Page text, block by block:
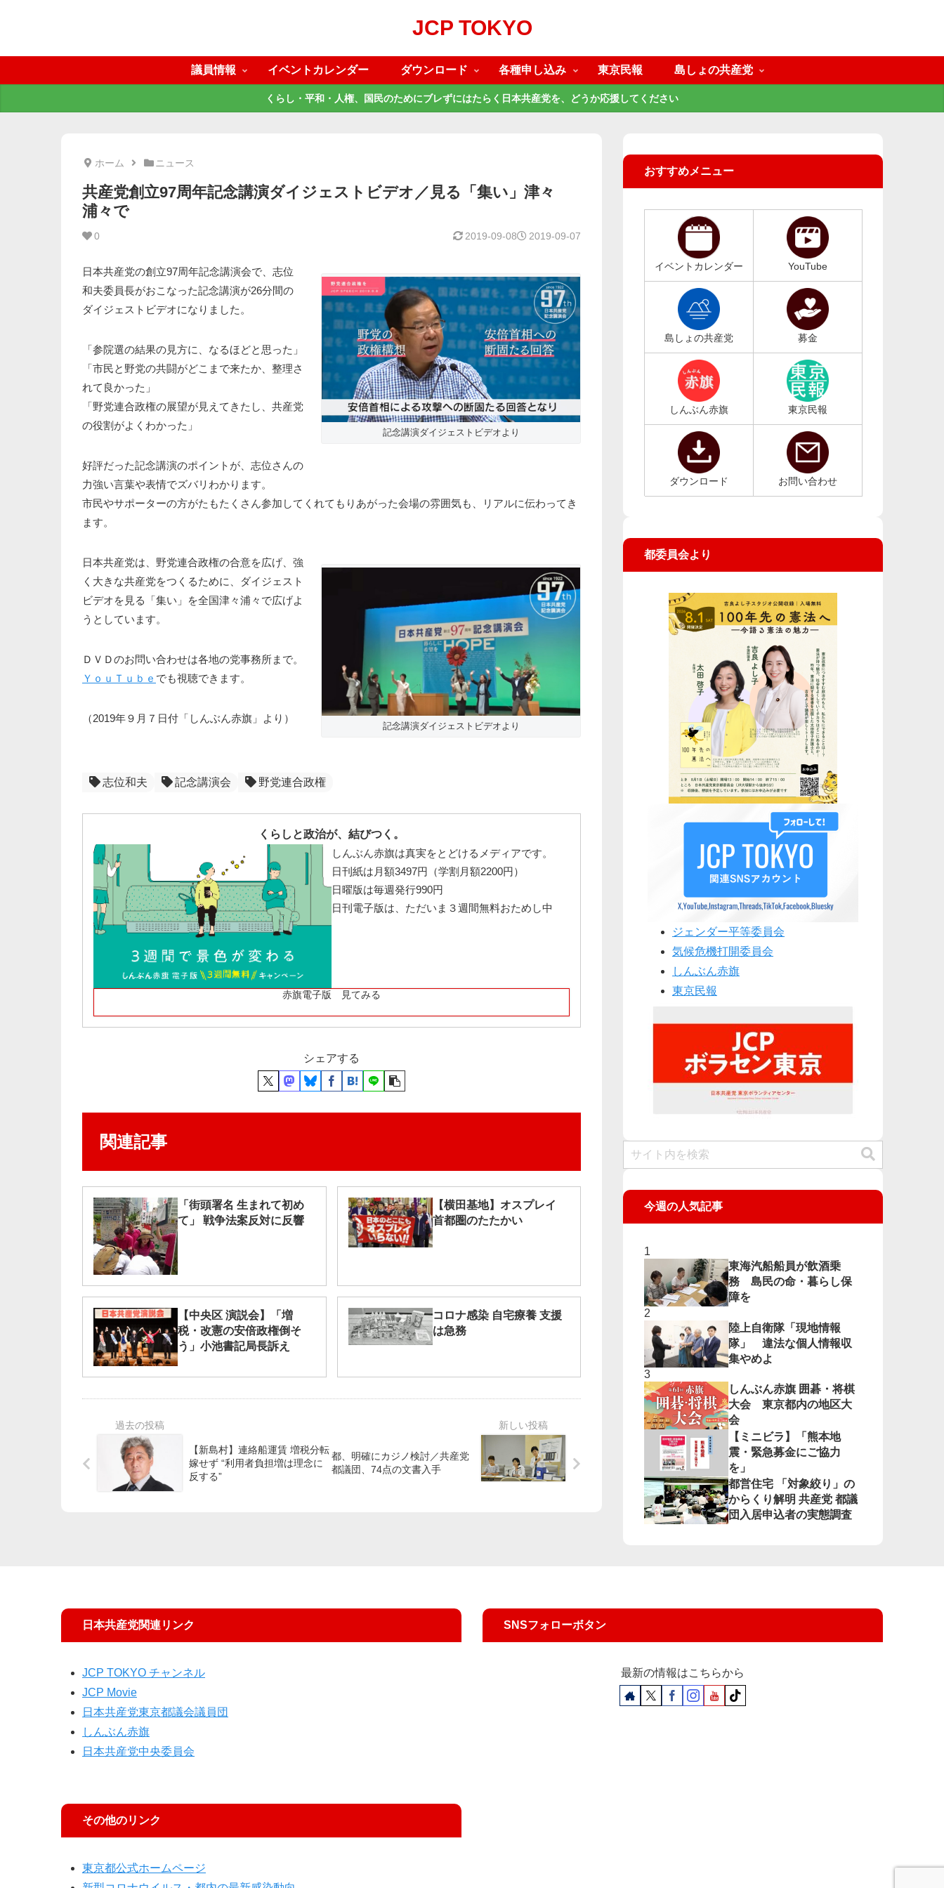
JCP TOKYO
議員情報 イベントカレンダー ダウンロード 各種申し込み 東京民報 島しょの共産党
くらし・平和・人権、国民のためにブレずにはたらく日本共産党を、どうか応援してください
ホーム ニュース
共産党創立97周年記念講演ダイジェストビデオ／見る「集い」津々
浦々で
0 2019-09-07
2019-09-08
記念講演ダイジェストビデオより
日本共産党の創立97周年記念講演会で、志位
和夫委員長がおこなった記念講演が26分間の
ダイジェストビデオになりました。
「参院選の結果の見方に、なるほどと思った」
「市民と野党の共闘がどこまで来たか、整理さ
れて良かった」
「野党連合政権の展望が見えてきたし、共産党
の役割がよくわかった」
好評だった記念講演のポイントが、志位さんの
力強い言葉や表情でズバリわかります。
市民やサポーターの方がたもたくさん参加してくれてもりあがった会場の雰囲気も、リアルに伝わってき
ます。
記念講演ダイジェストビデオより
日本共産党は、野党連合政権の合意を広げ、強
く大きな共産党をつくるために、ダイジェスト
ビデオを見る「集い」を全国津々浦々で広げよ
うとしています。
ＤＶＤのお問い合わせは各地の党事務所まで。
ＹｏｕＴｕｂｅ でも視聴できます。
（2019年９月７日付「しんぶん赤旗」より）
志位和夫 記念講演会 野党連合政権
くらしと政治が、結びつく。
しんぶん赤旗は真実をとどけるメディアです。
日刊紙は月額3497円（学割月額2200円）
日曜版は毎週発行990円
日刊電子版は、ただいま３週間無料おためし中
赤旗電子版 見てみる
シェアする
関連記事
「街頭署名 生まれて初め
て」 戦争法案反対に反響
【横田基地】オスプレイ
首都圏のたたかい
【中央区 演説会】「増
税・改憲の安倍政権倒そ
う」小池書記局長訴え
コロナ感染 自宅療養 支援
は急務
【新島村】連絡船運賃 増税分転
嫁せず “利用者負担増は理念に
反する”
都、明確にカジノ検討／共産党
都議団、74点の文書入手
おすすめメニュー
イベントカレンダー YouTube
島しょの共産党 募金
しんぶん赤旗 東京民報
ダウンロード お問い合わせ
都委員会より
ジェンダー平等委員会
気候危機打開委員会
しんぶん赤旗
東京民報
今週の人気記事
東海汽船船員が飲酒乗
務 島民の命・暮らし保
障を
陸上自衛隊「現地情報
隊」 違法な個人情報収
集やめよ
しんぶん赤旗 囲碁・将棋
大会 東京都内の地区大
会
【ミニビラ】「熊本地
震・緊急募金にご協力
を」
都営住宅 「対象絞り」の
からくり解明 共産党 都議
団入居申込者の実態調査
日本共産党関連リンク
JCP TOKYO チャンネル
JCP Movie
日本共産党東京都議会議員団
しんぶん赤旗
日本共産党中央委員会
その他のリンク
東京都公式ホームページ
SNSフォローボタン
最新の情報はこちらから